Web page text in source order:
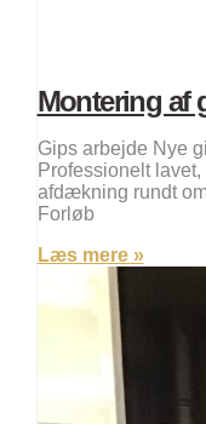
Montering af
Gips arbejde Nye
Professionelt
afdækning rundt
Forløb
Læs mere »